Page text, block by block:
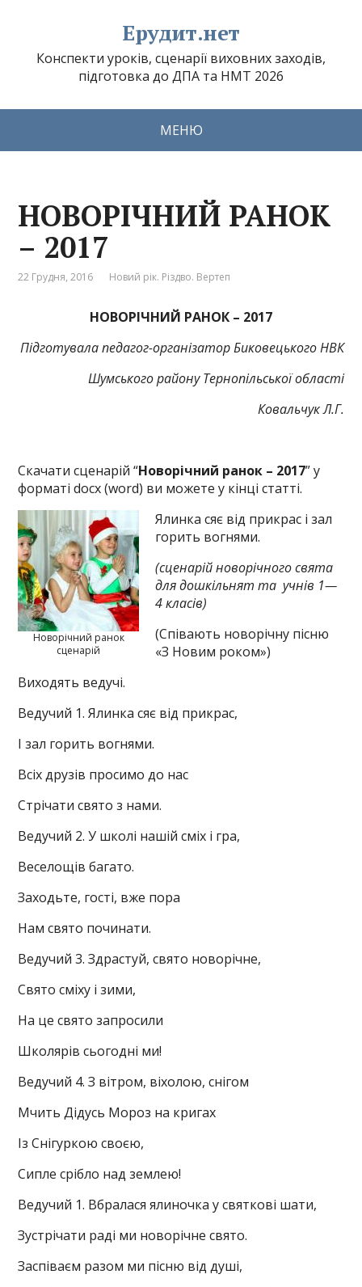
Ерудит.нет
Конспекти уроків, сценарії виховних заходів,
підготовка до ДПА та НМТ 2026
МЕНЮ
НОВОРІЧНИЙ РАНОК
– 2017
22 Грудня, 2016 Новий рік. Різдво. Вертеп
НОВОРІЧНИЙ РАНОК – 2017
Підготувалапедагог-організатор Биковецького НВК
Шумського району Тернопільської області
Ковальчук Л.Г.
Скачати сценарій “Новорічний ранок – 2017” у
форматі docx (word) ви можете у кінці статті.
Новорічний ранок
сценарій
Ялинка сяє від прикрас і зал
горить вогнями.
(сценарій новорічного свята
для дошкільнят та учнів 1—
4 класів)
(Співають новорічну пісню
«З Новим роком»)
Виходять ведучі.
Ведучий 1. Ялинка сяє від прикрас,
І зал горить вогнями.
Всіх друзів просимо до нас
Стрічати свято з нами.
Ведучий 2. У школі нашій сміх і гра,
Веселощів багато.
Заходьте, гості, вже пора
Нам свято починати.
Ведучий 3. Здрастуй, свято новорічне,
Свято сміху і зими,
На це свято запросили
Школярів сьогодні ми!
Ведучий 4. З вітром, віхолою, снігом
Мчить Дідусь Мороз на кригах
Із Снігуркою своєю,
Сипле срібло над землею!
Ведучий 1. Вбралася ялиночка у святкові шати,
Зустрічати раді ми новорічне свято.
Заспіваєм разом ми пісню від душі,